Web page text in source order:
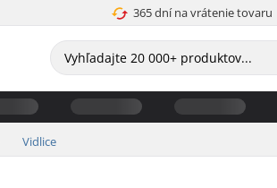
365 dní na vrátenie tovaru
Vidlice